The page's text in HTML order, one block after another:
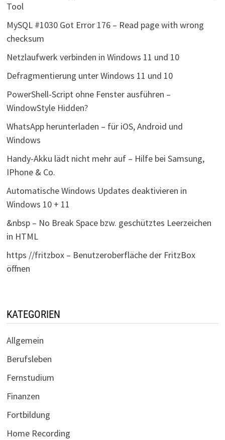
Tool
MySQL #1030 Got Error 176 – Read page with wrong
checksum
Netzlaufwerk verbinden in Windows 11 und 10
Defragmentierung unter Windows 11 und 10
PowerShell-Script ohne Fenster ausführen –
WindowStyle Hidden?
WhatsApp herunterladen – für iOS, Android und
Windows
Handy-Akku lädt nicht mehr auf – Hilfe bei Samsung,
IPhone & Co.
Automatische Windows Updates deaktivieren in
Windows 10 + 11
&nbsp – No Break Space bzw. geschütztes Leerzeichen
in HTML
https //fritzbox – Benutzeroberfläche der FritzBox
öffnen
KATEGORIEN
Allgemein
Berufsleben
Fernstudium
Finanzen
Fortbildung
Home Recording